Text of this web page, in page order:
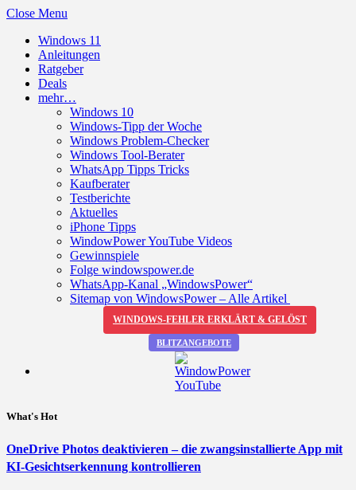
Close Menu
Windows 11
Anleitungen
Ratgeber
Deals
mehr…
Windows 10
Windows-Tipp der Woche
Windows Problem-Checker
Windows Tool-Berater
WhatsApp Tipps Tricks
Kaufberater
Testberichte
Aktuelles
iPhone Tipps
WindowPower YouTube Videos
Gewinnspiele
Folge windowspower.de
WhatsApp-Kanal „WindowsPower“
Sitemap von WindowsPower – Alle Artikel
WINDOWS-FEHLER ERKLÄRT & GELÖST
BLITZANGEBOTE
What's Hot
OneDrive Photos deaktivieren – die zwangsinstallierte App mit
KI-Gesichtserkennung kontrollieren